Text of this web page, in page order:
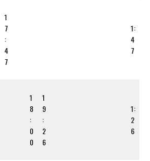
1
7
:
4
7
1:
4
7
1
8
:
0
0
1
9
:
2
6
1:
2
6